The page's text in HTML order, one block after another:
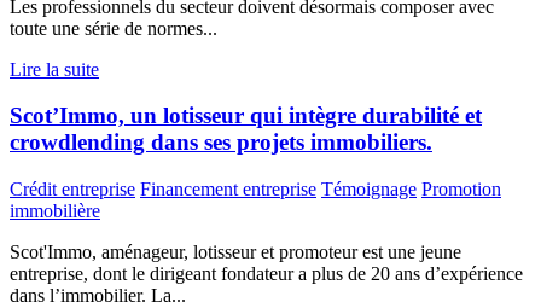
Les professionnels du secteur doivent désormais composer avec
toute une série de normes...
Lire la suite
Scot’Immo, un lotisseur qui intègre durabilité et
crowdlending dans ses projets immobiliers.
Crédit entreprise Financement entreprise Témoignage Promotion
immobilière
Scot'Immo, aménageur, lotisseur et promoteur est une jeune
entreprise, dont le dirigeant fondateur a plus de 20 ans d’expérience
dans l’immobilier. La...